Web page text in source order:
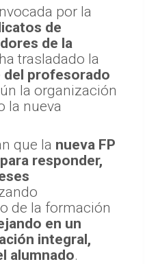
por la
de
de la
trasladado la
del profesorado
la organización
la nueva
que la nueva FP
responder,
de la formación
en un
integral,
alumnado.